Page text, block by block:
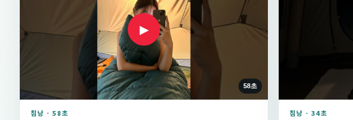
▶
58초
침낭 · 58초 침낭 · 34초